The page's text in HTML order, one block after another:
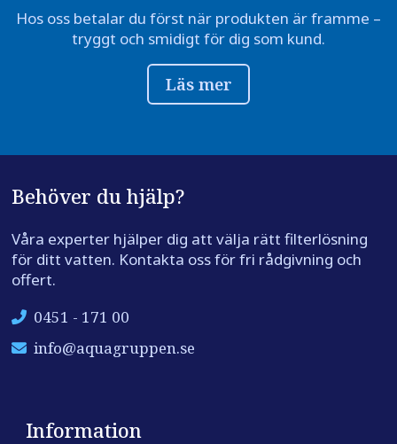
Hos oss betalar du först när produkten är framme –
tryggt och smidigt för dig som kund.
Läs mer
Behöver du hjälp?
Våra experter hjälper dig att välja rätt filterlösning
för ditt vatten. Kontakta oss för fri rådgivning och
offert.
0451 - 171 00
info@aquagruppen.se
Information